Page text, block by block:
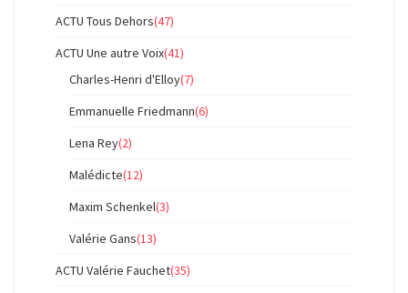
ACTU Tous Dehors(47)
ACTU Une autre Voix(41)
Charles-Henri d'Elloy(7)
Emmanuelle Friedmann(6)
Lena Rey(2)
Malédicte(12)
Maxim Schenkel(3)
Valérie Gans(13)
ACTU Valérie Fauchet(35)